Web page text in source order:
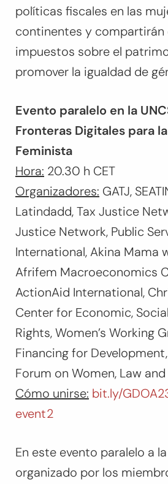
políticas fiscales en las
continentes y compartirán
impuestos sobre el
promover la igualdad de
Evento paralelo en la
Fronteras Digitales para
Feminista
Hora: 20.30 h CET
Organizadores: GATJ,
Latindadd, Tax Justice
Justice Network, Public
International, Akina Mama
Afrifem Macroeconomics
ActionAid International,
Center for Economic,
Rights, Women’s Working
Financing for
Forum on Women, Law
Cómo unirse: bit.ly/
event2
En este evento paralelo a la
organizado por los